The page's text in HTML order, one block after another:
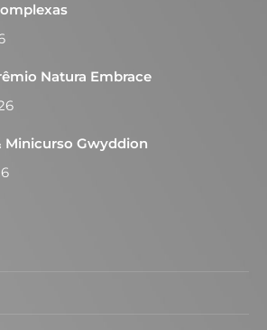
Natura Embrace
Minicurso Gwyddion